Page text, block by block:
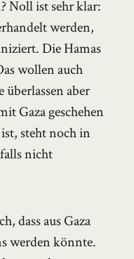
Noll ist sehr klar:
werden,
Die Hamas
wollen auch
überlassen aber
Gaza geschehen
steht noch in
nicht
dass aus Gaza
werden könnte.